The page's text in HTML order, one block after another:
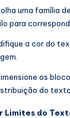
uma família
para
a cor do
os
do texto.
Limites do